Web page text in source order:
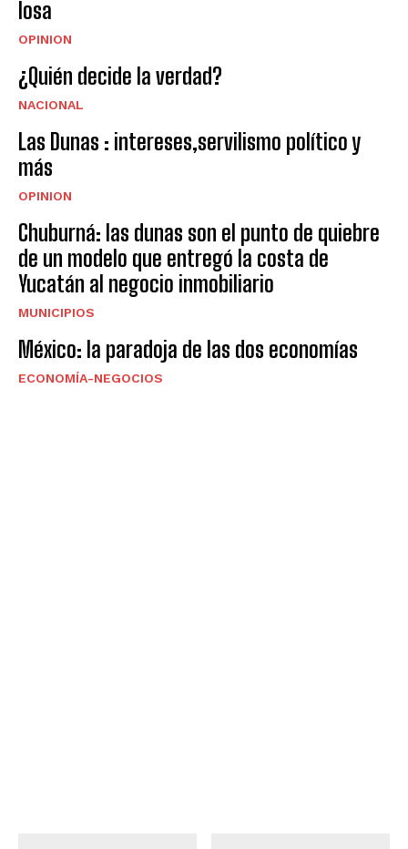
losa
OPINION
¿Quién decide la verdad?
NACIONAL
Las Dunas : intereses,servilismo político y
más
OPINION
Chuburná: las dunas son el punto de quiebre
de un modelo que entregó la costa de
Yucatán al negocio inmobiliario
MUNICIPIOS
México: la paradoja de las dos economías
ECONOMÍA-NEGOCIOS